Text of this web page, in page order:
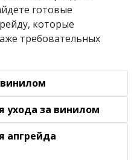
готовые
которые
требовательных
ухода за винилом
апгрейда